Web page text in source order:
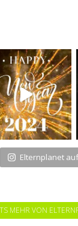
Elternplanet
MEHR VON